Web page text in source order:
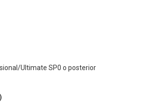
Ultimate SP0 o posterior